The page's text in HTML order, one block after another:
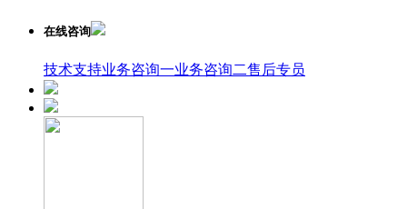
在线咨询
技术支持业务咨询一业务咨询二售后专员